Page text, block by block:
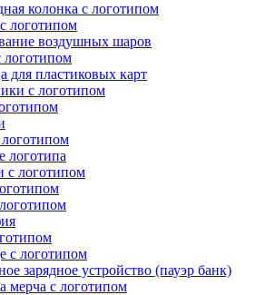
колонка с логотипом
логотипом
воздушных шаров
логотипом
для пластиковых карт
с логотипом
логотипа
с логотипом
с логотипом
зарядное устройство (пауэр банк)
мерча с логотипом